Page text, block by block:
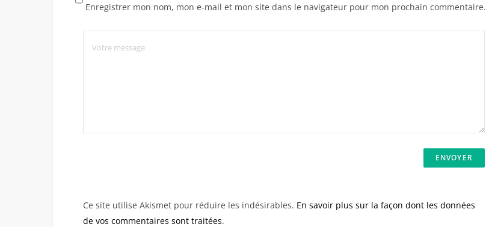
Enregistrer mon nom, mon e-mail et mon site dans le navigateur pour mon prochain commentaire.
Ce site utilise Akismet pour réduire les indésirables. En savoir plus sur la façon dont les données
de vos commentaires sont traitées.